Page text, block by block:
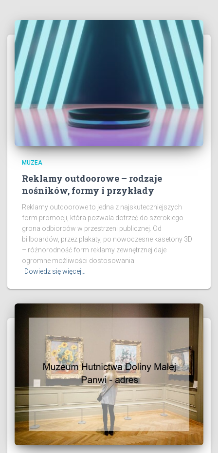
MUZEA
Reklamy outdoorowe – rodzaje
nośników, formy i przykłady
Reklamy outdoorowe to jedna z najskuteczniejszych
form promocji, która pozwala dotrzeć do szerokiego
grona odbiorców w przestrzeni publicznej. Od
billboardów, przez plakaty, po nowoczesne kasetony 3D
– różnorodność form reklamy zewnętrznej daje
ogromne możliwości dostosowania
Dowiedz się więcej…